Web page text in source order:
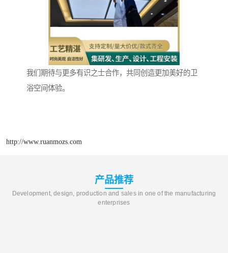
我们期待与更多有识之士合作，共同创造更加美好的卫
浴空间体验。
http://www.ruanmozs.com
产品推荐
Development, design, production and sales in one of the manufacturing
enterprises